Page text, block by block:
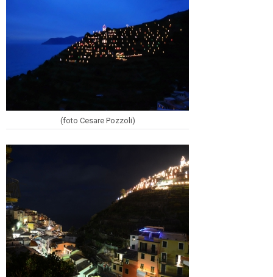
(foto Cesare Pozzoli)